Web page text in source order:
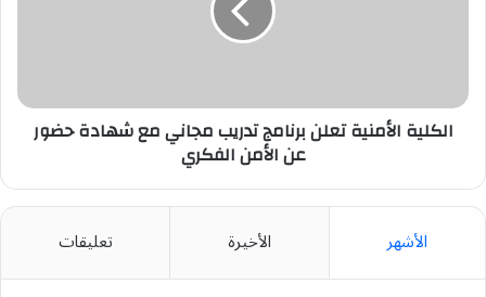
حضور
الكلية الأمنية تعلن برنامج تدريب مجاني مع شهادة حضور
عن الأمن الفكري
الأشهر الأخيرة تعليقات